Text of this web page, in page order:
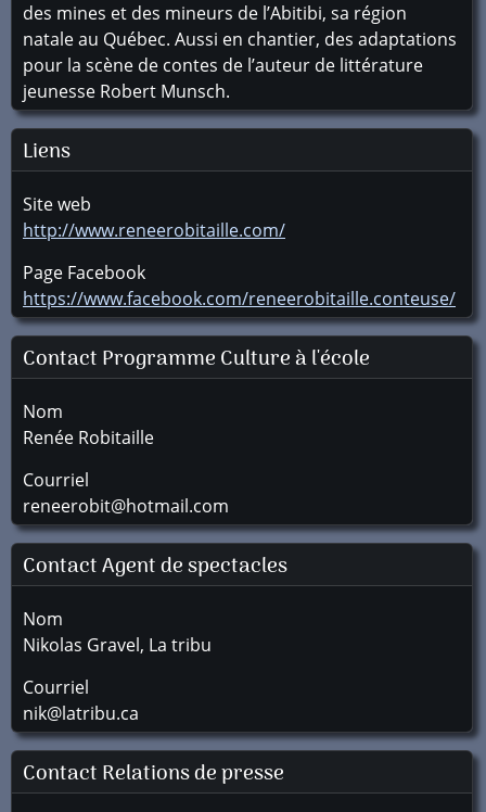
des mines et des mineurs de l’Abitibi, sa région
natale au Québec. Aussi en chantier, des adaptations
pour la scène de contes de l’auteur de littérature
jeunesse Robert Munsch.
Liens
Site web
http://www.reneerobitaille.com/
Page Facebook
https://www.facebook.com/reneerobitaille.conteuse/
Contact Programme Culture à l'école
Nom
Renée Robitaille
Courriel
reneerobit@hotmail.com
Contact Agent de spectacles
Nom
Nikolas Gravel, La tribu
Courriel
nik@latribu.ca
Contact Relations de presse